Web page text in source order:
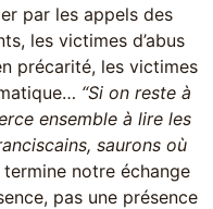
par les appels des
les victimes d’abus
précarité, les victimes
“Si on reste à
ensemble à lire les
saurons où
notre échange
pas une présence